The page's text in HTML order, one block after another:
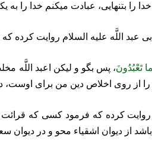
را بتنهايى، عبادت ميكنم خدا را به
عبد اللَّه عليه السلام روايت كرده
تَعْبُدُونَ‏، پس بگو و ليكن اعبد اللَّه
را از روى اخلاص دين من براى
كرده كه فرمود كسى كه قرائت
از ديوان اشقياء محو و در ديوان